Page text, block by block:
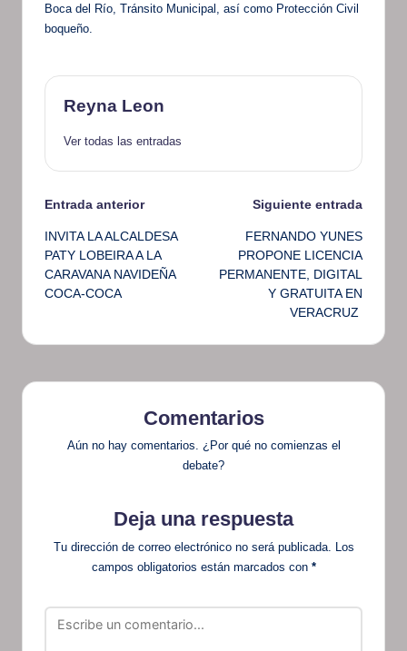
Boca del Río, Tránsito Municipal, así como Protección Civil
boqueño.
Reyna Leon
Ver todas las entradas
Navegación
de
entradas
Entrada anterior
INVITA LA ALCALDESA
PATY LOBEIRA A LA
CARAVANA NAVIDEÑA
COCA-COCA
Siguiente entrada
FERNANDO YUNES
PROPONE LICENCIA
PERMANENTE, DIGITAL
Y GRATUITA EN
VERACRUZ
Comentarios
Aún no hay comentarios. ¿Por qué no comienzas el
debate?
Deja una respuesta
Tu dirección de correo electrónico no será publicada. Los
campos obligatorios están marcados con *